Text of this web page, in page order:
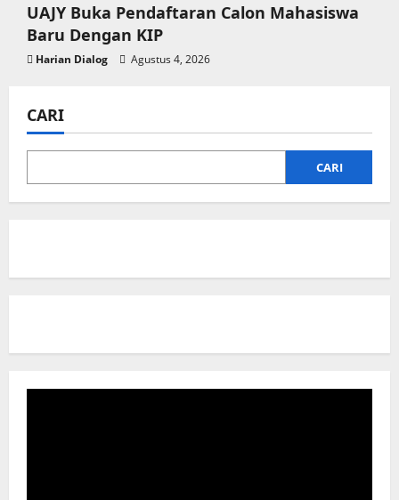
UAJY Buka Pendaftaran Calon Mahasiswa
Baru Dengan KIP
Harian Dialog Agustus 4, 2026
CARI
CARI